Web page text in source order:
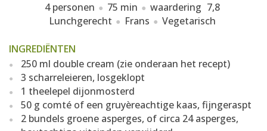
4 personen 75 min waardering 7,8
Lunchgerecht
Frans Vegetarisch
INGREDIËNTEN
250 ml double cream (zie onderaan het recept)
3 scharreleieren, losgeklopt
1 theelepel dijonmosterd
50 g comté of een gruyèreachtige kaas, fijngeraspt
2 bundels groene asperges, of circa 24 asperges,